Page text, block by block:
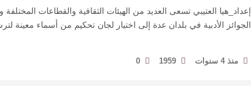
إعداد_هيا العتيبي تسعى العديد من الهيئات الثقافية والقطاعات
الجوائز الأدبية في بلدان عدة إلى اختيار لجان تحكيم من أسماء معينة
منذ 4 سنوات 1959
0